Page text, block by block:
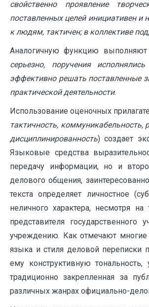
свойственно проявление
поставленных целей инициативен и
к людям, тактичен; в коллективе
Аналогичную функцию выполняют
серьезно, поручения
эффективно решать поставленные
практической деятельности.
Использование оценочных
тактичность, коммуникабельность,
дисциплинированность) создает
Языковые средства
передачу информации, но и
делового общения,
текста определяет личностное
неличного характера, несмотря
представителя
учреждению. Как отмечают многие
языка и стиля деловой переписки
ему конструктивную
традиционно закрепленная за
различных жанрах официально-